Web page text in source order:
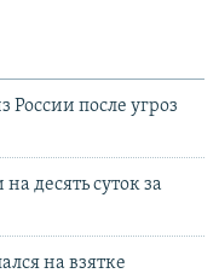
России после угроз
десять суток за
на взятке